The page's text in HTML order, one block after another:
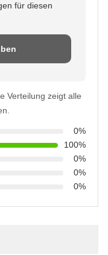
für diesen
Verteilung zeigt alle
0%
100%
0%
0%
0%